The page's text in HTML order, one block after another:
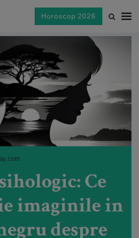
Horoscop 2026
Ce
imaginile in
despre